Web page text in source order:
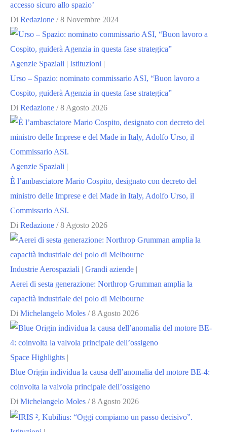
accesso sicuro allo spazio’
Di Redazione /8 Novembre 2024
Agenzie Spaziali | Istituzioni |
Urso – Spazio: nominato commissario ASI, “Buon lavoro a
Cospito, guiderà Agenzia in questa fase strategica”
Di Redazione /8 Agosto 2026
Agenzie Spaziali |
È l’ambasciatore Mario Cospito, designato con decreto del
ministro delle Imprese e del Made in Italy, Adolfo Urso, il
Commissario ASI.
Di Redazione /8 Agosto 2026
Industrie Aerospaziali | Grandi aziende |
Aerei di sesta generazione: Northrop Grumman amplia la
capacità industriale del polo di Melbourne
Di Michelangelo Moles /8 Agosto 2026
Space Highlights |
Blue Origin individua la causa dell’anomalia del motore BE-4:
coinvolta la valvola principale dell’ossigeno
Di Michelangelo Moles /8 Agosto 2026